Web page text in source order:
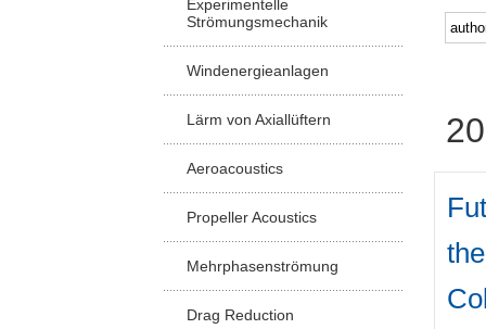
Experimentelle
Strömungsmechanik
Windenergieanlagen
Lärm von Axiallüftern
Aeroacoustics
Propeller Acoustics
Mehrphasenströmung
Drag Reduction